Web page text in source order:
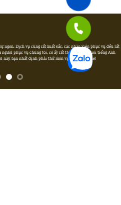
ngon. Dịch vụ cũng rất xuất sắc, các nhân viên phục vụ đều rất
phục vụ chúng tôi, cô ấy rất thân thiện và nói tiếng Anh
này, bạn nhất định phải thử món vịt Bắc Kinh nhé!